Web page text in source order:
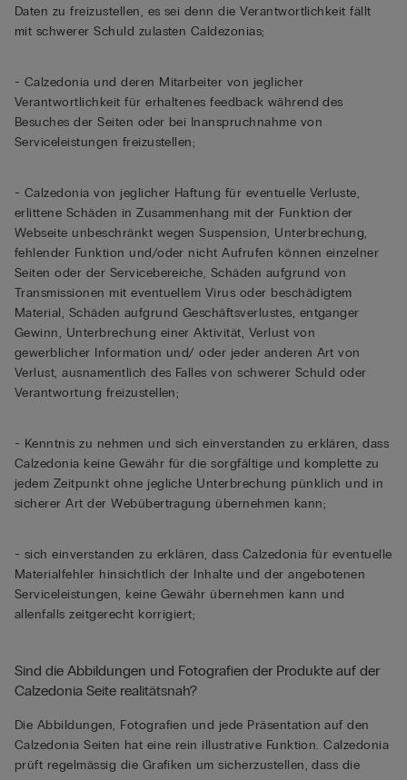
Daten zu freizustellen, es sei denn die Verantwortlichkeit fällt
mit schwerer Schuld zulasten Caldezonias;
- Calzedonia und deren Mitarbeiter von jeglicher
Verantwortlichkeit für erhaltenes feedback während des
Besuches der Seiten oder bei Inanspruchnahme von
Serviceleistungen freizustellen;
- Calzedonia von jeglicher Haftung für eventuelle Verluste,
erlittene Schäden in Zusammenhang mit der Funktion der
Webseite unbeschränkt wegen Suspension, Unterbrechung,
fehlender Funktion und/oder nicht Aufrufen können einzelner
Seiten oder der Servicebereiche, Schäden aufgrund von
Transmissionen mit eventuellem Virus oder beschädigtem
Material, Schäden aufgrund Geschäftsverlustes, entganger
Gewinn, Unterbrechung einer Aktivität, Verlust von
gewerblicher Information und/ oder jeder anderen Art von
Verlust, ausnamentlich des Falles von schwerer Schuld oder
Verantwortung freizustellen;
- Kenntnis zu nehmen und sich einverstanden zu erklären, dass
Calzedonia keine Gewähr für die sorgfältige und komplette zu
jedem Zeitpunkt ohne jegliche Unterbrechung pünklich und in
sicherer Art der Webübertragung übernehmen kann;
- sich einverstanden zu erklären, dass Calzedonia für eventuelle
Materialfehler hinsichtlich der Inhalte und der angebotenen
Serviceleistungen, keine Gewähr übernehmen kann und
allenfalls zeitgerecht korrigiert;
Sind die Abbildungen und Fotografien der Produkte auf der
Calzedonia Seite realitätsnah?
Die Abbildungen, Fotografien und jede Präsentation auf den
Calzedonia Seiten hat eine rein illustrative Funktion. Calzedonia
prüft regelmässig die Grafiken um sicherzustellen, dass die